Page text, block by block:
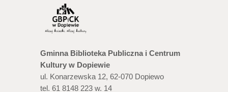
Gminna Biblioteka Publiczna i Centrum
Kultury w Dopiewie
ul. Konarzewska 12, 62-070 Dopiewo
tel. 61 8148 223 w. 14